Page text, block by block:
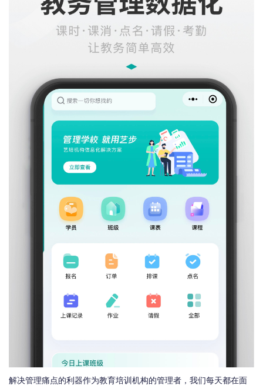
解决管理痛点的利器作为教育培训机构的管理者，我们每天都在面